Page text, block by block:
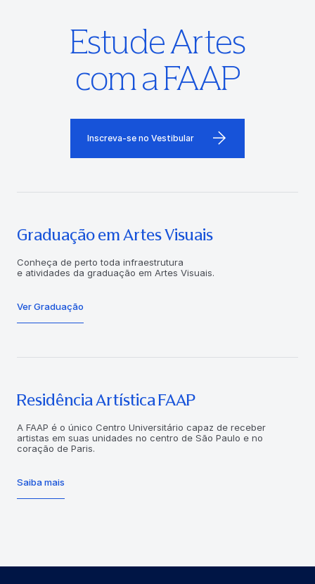
Estude Artes
com a FAAP
Inscreva-se no Vestibular
Graduação em Artes Visuais
Conheça de perto toda infraestrutura
e atividades da graduação em Artes Visuais.
Ver Graduação
Residência Artística FAAP
A FAAP é o único Centro Universitário capaz de receber
artistas em suas unidades no centro de São Paulo e no
coração de Paris.
Saiba mais